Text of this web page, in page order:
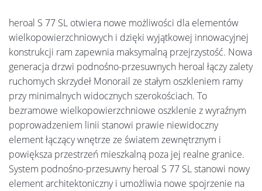
heroal S 77 SL otwiera nowe możliwości dla elementów
wielkopowierzchniowych i dzięki wyjątkowej innowacyjnej
konstrukcji ram zapewnia maksymalną przejrzystość. Nowa
generacja drzwi podnośno-przesuwnych heroal łączy zalety
ruchomych skrzydeł Monorail ze stałym oszkleniem ramy
przy minimalnych widocznych szerokościach. To
bezramowe wielkopowierzchniowe oszklenie z wyraźnym
poprowadzeniem linii stanowi prawie niewidoczny
element łączący wnętrze ze światem zewnętrznym i
powiększa przestrzeń mieszkalną poza jej realne granice.
System podnośno-przesuwny heroal S 77 SL stanowi nowy
element architektoniczny i umożliwia nowe spojrzenie na